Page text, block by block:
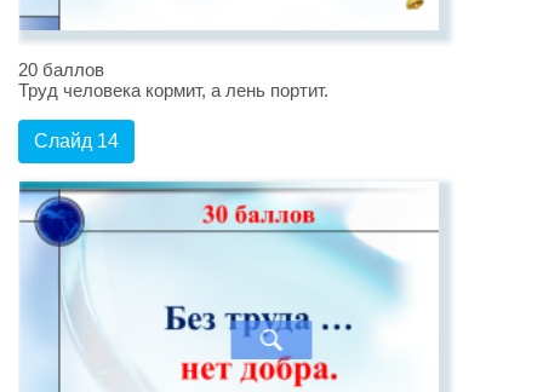
20 баллов
Труд человека кормит, а лень портит.
Слайд 14